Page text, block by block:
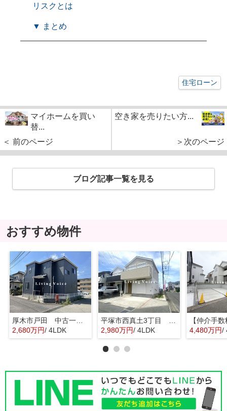
リスクとは
▼ まとめ
住宅ローン
マイホームを買い
替...
＜ 前のページ
空き家を売りたい方...
＞次のページ
ブログ記事一覧を見る
おすすめ物件
厚木市戸田 中古一戸建て
2,680万円/ 4LDK
2,980万円/ 4LDK 4,480万円/